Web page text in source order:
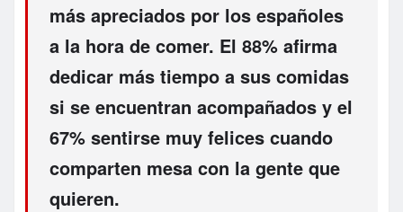
más apreciados por los españoles
a la hora de comer. El 88% afirma
dedicar más tiempo a sus comidas
si se encuentran acompañados y el
67% sentirse muy felices cuando
comparten mesa con la gente que
quieren.